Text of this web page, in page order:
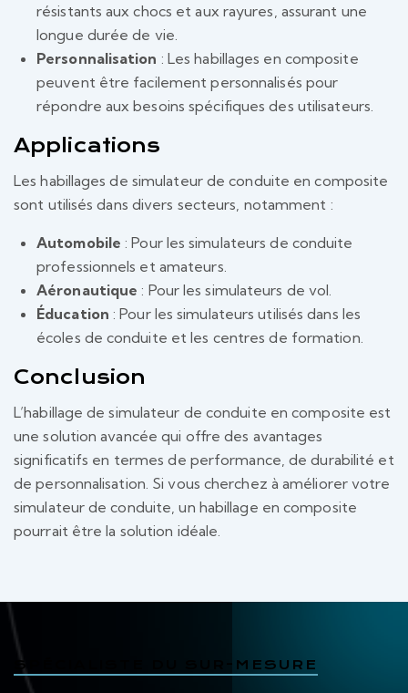
résistants aux chocs et aux rayures, assurant une
longue durée de vie.
Personnalisation : Les habillages en composite
peuvent être facilement personnalisés pour
répondre aux besoins spécifiques des utilisateurs.
Applications
Les habillages de simulateur de conduite en composite
sont utilisés dans divers secteurs, notamment :
Automobile : Pour les simulateurs de conduite
professionnels et amateurs.
Aéronautique : Pour les simulateurs de vol.
Éducation : Pour les simulateurs utilisés dans les
écoles de conduite et les centres de formation.
Conclusion
L’habillage de simulateur de conduite en composite est
une solution avancée qui offre des avantages
significatifs en termes de performance, de durabilité et
de personnalisation. Si vous cherchez à améliorer votre
simulateur de conduite, un habillage en composite
pourrait être la solution idéale.
SPÉCIALISTE DU SUR-MESURE